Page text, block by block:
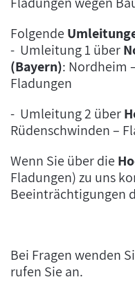
Folgende
- Umleitung 1 über
(Bayern): Nordheim
Fladungen
- Umleitung 2 über
Rüdenschwinden –
Wenn Sie über die
Fladungen) zu uns
Beeinträchtigungen
Bei Fragen wenden
rufen Sie an.